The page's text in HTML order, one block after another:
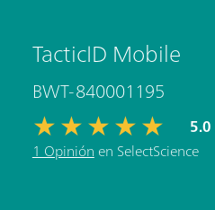
TacticID Mobile
BWT-840001195
5.0
1 Opiniónen SelectScience